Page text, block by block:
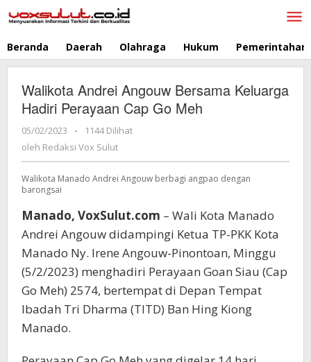
ke
Beranda Daerah Olahraga Hukum Pemerintahan
Walikota Andrei Angouw Bersama Keluarga
Hadiri Perayaan Cap Go Meh
05/02/2023
oleh
Redaksi
-
1144 Dilihat
oleh Redaksi Vox Sulut
Walikota Manado Andrei Angouw berbagi angpao dengan
barongsai
Manado, VoxSulut.com – Wali Kota Manado
Andrei Angouw didampingi Ketua TP-PKK Kota
Manado Ny. Irene Angouw-Pinontoan, Minggu
(5/2/2023) menghadiri Perayaan Goan Siau (Cap
Go Meh) 2574, bertempat di Depan Tempat
Ibadah Tri Dharma (TITD) Ban Hing Kiong
Manado.